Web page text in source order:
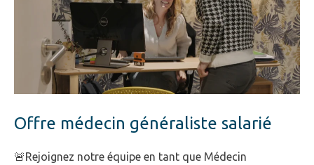
Offre médecin généraliste salarié
🚨Rejoignez notre équipe en tant que Médecin